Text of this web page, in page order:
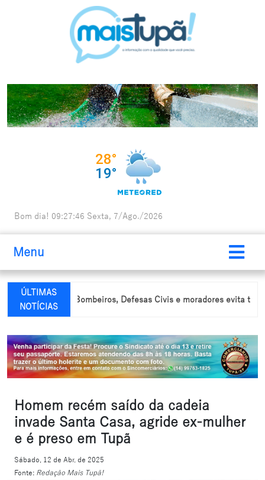
Bom dia! 09:27:48 Sexta, 7/Ago./2026
Menu
ÚLTIMAS
NOTÍCIAS
Corpo de Bombeiros, Defesas Civis e moradores evita tragédia
Homem recém saído da cadeia
invade Santa Casa, agride ex-mulher
e é preso em Tupã
Sábado, 12 de Abr. de 2025
Fonte: Redação Mais Tupã!